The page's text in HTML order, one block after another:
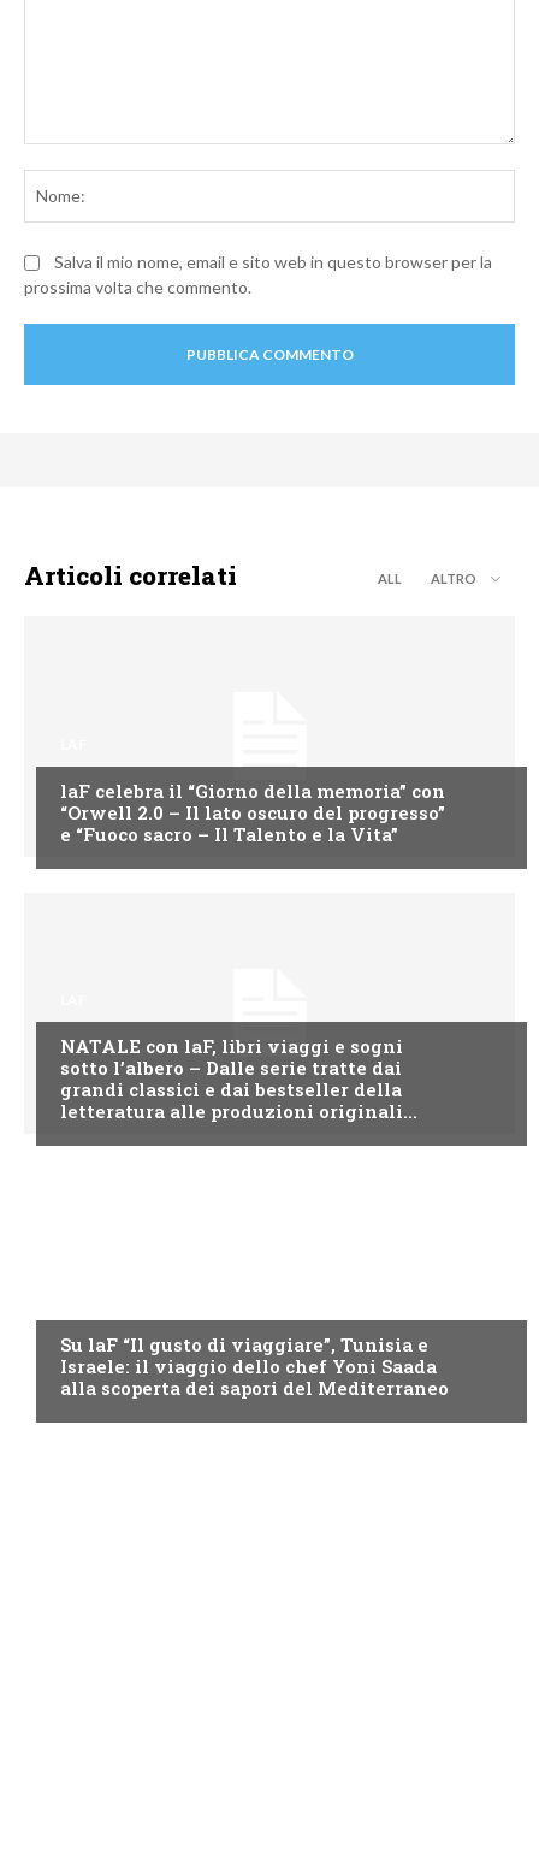
Salva il mio nome, email e sito web in questo browser per la
prossima volta che commento.
Articoli correlati ALL ALTRO
laF celebra il “Giorno della memoria” con
“Orwell 2.0 – Il lato oscuro del progresso”
e “Fuoco sacro – Il Talento e la Vita”
NATALE con laF, libri viaggi e sogni
sotto l’albero – Dalle serie tratte dai
grandi classici e dai bestseller della
letteratura alle produzioni originali...
Su laF “Il gusto di viaggiare”, Tunisia e
Israele: il viaggio dello chef Yoni Saada
alla scoperta dei sapori del Mediterraneo